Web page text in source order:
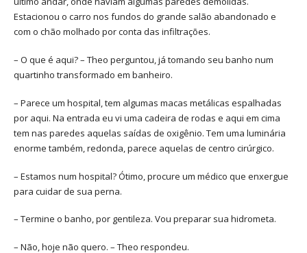
Estacionou o carro nos fundos do grande salão abandonado e
com o chão molhado por conta das infiltrações.
– O que é aqui? – Theo perguntou, já tomando seu banho num
quartinho transformado em banheiro.
– Parece um hospital, tem algumas macas metálicas espalhadas
por aqui. Na entrada eu vi uma cadeira de rodas e aqui em cima
tem nas paredes aquelas saídas de oxigênio. Tem uma luminária
enorme também, redonda, parece aquelas de centro cirúrgico.
– Estamos num hospital? Ótimo, procure um médico que enxergue
para cuidar de sua perna.
– Termine o banho, por gentileza. Vou preparar sua hidrometa.
– Não, hoje não quero. – Theo respondeu.